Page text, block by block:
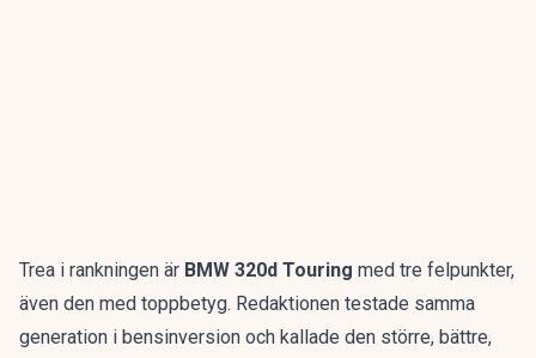
Trea i rankningen är BMW 320d Touring med tre felpunkter,
även den med toppbetyg. Redaktionen testade samma
generation i bensinversion och kallade den större, bättre,